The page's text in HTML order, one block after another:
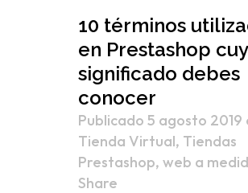
10 términos
en Prestashop
significado debes
conocer
Publicado 5 agosto 2019
Tienda Virtual, Tiendas
Prestashop, web a
Share